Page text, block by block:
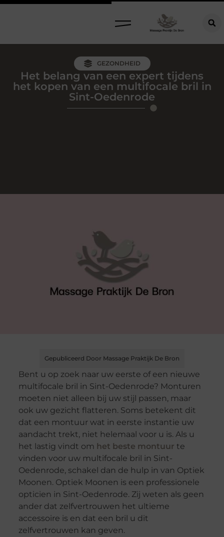
GEZONDHEID
Het belang van een expert tijdens
het kopen van een multifocale bril in
Sint-Oedenrode
Gepubliceerd Door Massage Praktijk De Bron
Bent u op zoek naar uw eerste of een nieuwe
multifocale bril in Sint-Oedenrode? Monturen
moeten niet alleen bij uw stijl passen, maar
ook uw gezicht flatteren. Soms betekent dit
dat een montuur wat in eerste instantie uw
aandacht trekt, niet helemaal voor u is. Als u
het lastig vindt om het beste montuur te
vinden voor uw multifocale bril in Sint-
Oedenrode, schakel dan de hulp in van Optiek
Moonen. Optiek Moonen is een professionele
opticien in Sint-Oedenrode. Zij weten als geen
ander dat zelfvertrouwen het ultieme
accessoire is en dat een bril u dit
zelfvertrouwen kan geven.